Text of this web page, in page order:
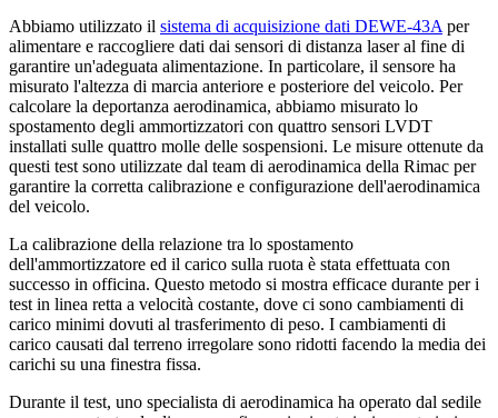
Abbiamo utilizzato il sistema di acquisizione dati DEWE-43Aper
alimentare e raccogliere dati dai sensori di distanza laser al fine di
garantire un'adeguata alimentazione. In particolare, il sensore ha
misurato l'altezza di marcia anteriore e posteriore del veicolo. Per
calcolare la deportanza aerodinamica, abbiamo misurato lo
spostamento degli ammortizzatori con quattro sensori LVDT
installati sulle quattro molle delle sospensioni. Le misure ottenute da
questi test sono utilizzate dal team di aerodinamica della Rimac per
garantire la corretta calibrazione e configurazione dell'aerodinamica
del veicolo.
La calibrazione della relazione tra lo spostamento
dell'ammortizzatore ed il carico sulla ruota è stata effettuata con
successo in officina. Questo metodo si mostra efficace durante per i
test in linea retta a velocità costante, dove ci sono cambiamenti di
carico minimi dovuti al trasferimento di peso. I cambiamenti di
carico causati dal terreno irregolare sono ridotti facendo la media dei
carichi su una finestra fissa.
Durante il test, uno specialista di aerodinamica ha operato dal sedile